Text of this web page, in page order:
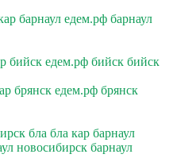
барнаул едем.рф барнаул
бийск едем.рф бийск бийск
брянск едем.рф брянск
бла бла кар барнаул
новосибирск барнаул